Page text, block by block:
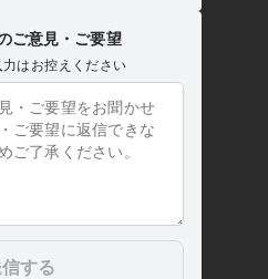
月
3月 ~ 1986年2月
の主役『うさぴょん』
主役『うさぴょん』(^O^)/
の主役『うさぴょん』(^O^)/